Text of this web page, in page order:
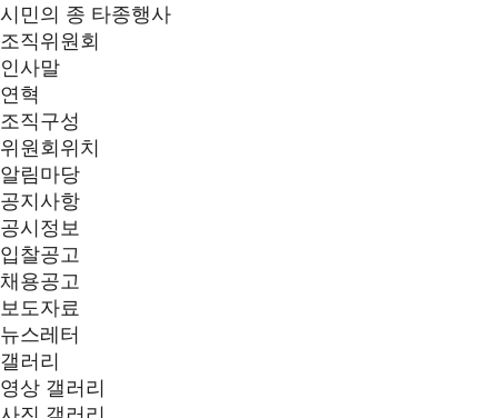
시민의 종 타종행사
조직위원회
인사말
연혁
조직구성
위원회위치
알림마당
공지사항
공시정보
입찰공고
채용공고
보도자료
뉴스레터
갤러리
영상 갤러리